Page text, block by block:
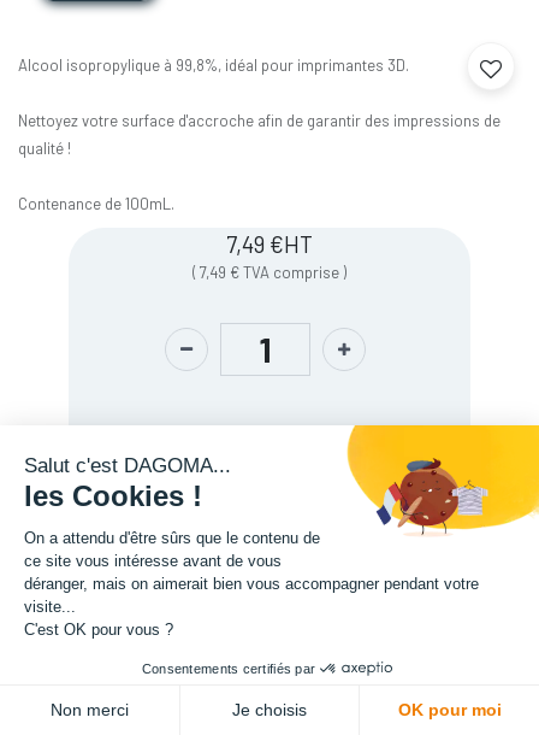
Alcool isopropylique à 99,8%, idéal pour imprimantes 3D.
Nettoyez votre surface d'accroche afin de garantir des impressions de
qualité !
Contenance de 100mL.
7,49 €HT
( 7,49 €TVA comprise )
Description
Salut c'est DAGOMA...
les Cookies !
On a attendu d'être sûrs que le contenu de
ce site vous intéresse avant de vous
déranger, mais on aimerait bien vous accompagner pendant votre
visite...
C'est OK pour vous ?
Consentements certifiés par
Non merci Je choisis OK pour moi